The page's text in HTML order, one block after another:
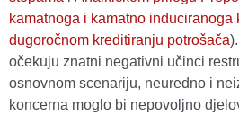
kamatnoga i kamatno induciranoga
dugoročnom kreditiranju potrošača
očekuju znatni negativni učinci
osnovnom scenariju, neuredno i
koncerna moglo bi nepovoljno